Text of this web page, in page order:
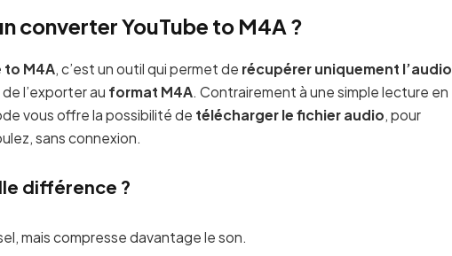
converter YouTube to M4A ?
to M4A, c’est un outil qui permet de récupérer uniquement l’audio
l’exporter au format M4A. Contrairement à une simple lecture en
vous offre la possibilité de télécharger le fichier audio, pour
sans connexion.
différence ?
mais compresse davantage le son.